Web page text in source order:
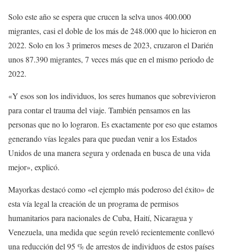
Solo este año se espera que crucen la selva unos 400.000
migrantes, casi el doble de los más de 248.000 que lo hicieron en
2022. Solo en los 3 primeros meses de 2023, cruzaron el Darién
unos 87.390 migrantes, 7 veces más que en el mismo periodo de
2022.
«Y esos son los individuos, los seres humanos que sobrevivieron
para contar el trauma del viaje. También pensamos en las
personas que no lo lograron. Es exactamente por eso que estamos
generando vías legales para que puedan venir a los Estados
Unidos de una manera segura y ordenada en busca de una vida
mejor», explicó.
Mayorkas destacó como «el ejemplo más poderoso del éxito» de
esta vía legal la creación de un programa de permisos
humanitarios para nacionales de Cuba, Haití, Nicaragua y
Venezuela, una medida que según reveló recientemente conllevó
una reducción del 95 % de arrestos de individuos de estos países